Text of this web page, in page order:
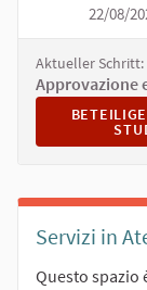
22/08/
Aktueller Schritt:
Approvazione
Servizi in
Questo spazio